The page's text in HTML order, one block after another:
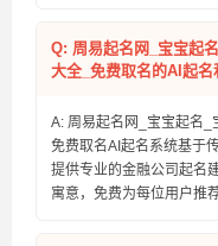
Q: 周易起名网_宝宝起
大全_免费取名的AI起名
A: 周易起名网_宝宝起名_
免费取名AI起名系统基于
提供专业的金融公司起名
寓意，免费为每位用户推